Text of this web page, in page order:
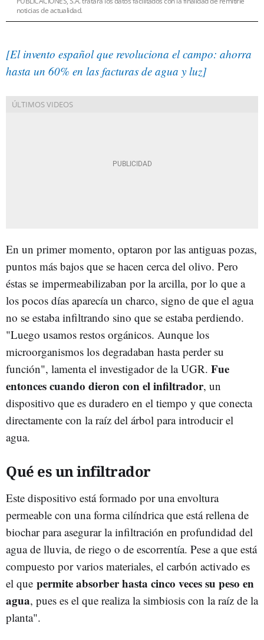
noticias de actualidad.
[El invento español que revoluciona el campo: ahorra
hasta un 60% en las facturas de agua y luz]
En un primer momento, optaron por las antiguas pozas,
puntos más bajos que se hacen cerca del olivo. Pero
éstas se impermeabilizaban por la arcilla, por lo que a
los pocos días aparecía un charco, signo de que el agua
no se estaba infiltrando sino que se estaba perdiendo.
"Luego usamos restos orgánicos. Aunque los
microorganismos los degradaban hasta perder su
función", lamenta el investigador de la UGR. Fue
entonces cuando dieron con el infiltrador, un
dispositivo que es duradero en el tiempo y que conecta
directamente con la raíz del árbol para introducir el
agua.
Qué es un infiltrador
Este dispositivo está formado por una envoltura
permeable con una forma cilíndrica que está rellena de
biochar para asegurar la infiltración en profundidad del
agua de lluvia, de riego o de escorrentía. Pese a que está
compuesto por varios materiales, el carbón activado es
el que permite absorber hasta cinco veces su peso en
agua, pues es el que realiza la simbiosis con la raíz de la
planta".